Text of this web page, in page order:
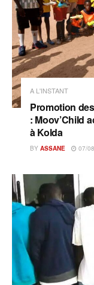
A L'INSTANT
Promotion
: Moov’Child
à Kolda
BY ASSANE 07/